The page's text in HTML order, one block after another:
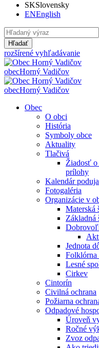
SKSlovensky
ENEnglish
Hľadať
rozšírené vyhľadávanie
obecHorný Vadičov
obecHorný Vadičov
Obec
O obci
História
Symboly obce
Aktuality
Tlačivá
Žiadosť o
prílohy
Kalendár
Fotogaléria
Organizácie v
Materská
Základná
Jednota
Folklórna
Lesné
Cirkev
Cintorín
Civilná ochrana
Požiarna
Odpadové
Úroveň
Ročné
Zvoz